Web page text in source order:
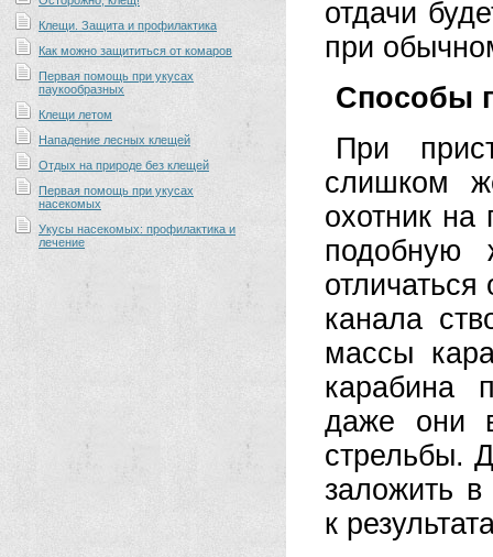
Клещи. Защита и профилактика
Как можно защититься от комаров
Первая помощь при укусах
паукообразных
Клещи летом
Нападение лесных клещей
Отдых на природе без клещей
Первая помощь при укусах
насекомых
Укусы насекомых: профилактика и
лечение
отдачи
при
Способы
При
слишком
охотник на
подобную
канала
массы
карабина
даже они
стрельбы.
заложить в
к